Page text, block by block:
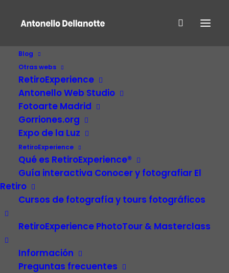
Blog
Otras webs
RetiroExperience
Antonello Web Studio
Fotoarte Madrid
Gorriones.org
Expo de la Luz
RetiroExperience
Qué es RetiroExperience®
Guía interactiva Conocer y fotografiar El
Retiro
Cursos de fotografía y tours fotográficos
RetiroExperience PhotoTour & Masterclass
Información
Preguntas frecuentes
Mudanza forzosa. La
parábola del
dendrocopo.
Pandemia de
inhumanidad